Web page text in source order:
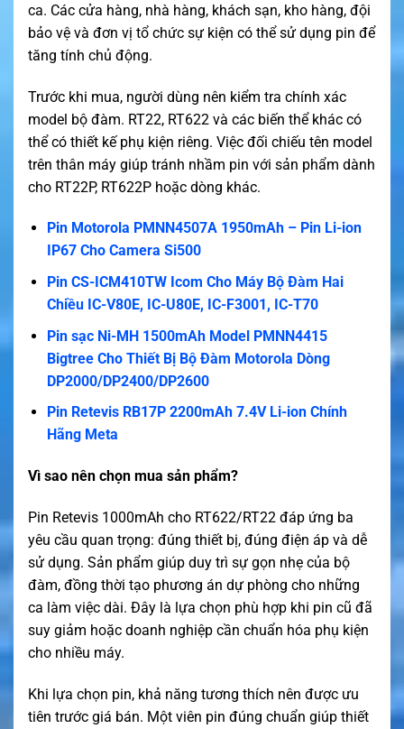
ca. Các cửa hàng, nhà hàng, khách sạn, kho hàng, đội
bảo vệ và đơn vị tổ chức sự kiện có thể sử dụng pin để
tăng tính chủ động.
Trước khi mua, người dùng nên kiểm tra chính xác
model bộ đàm. RT22, RT622 và các biến thể khác có
thể có thiết kế phụ kiện riêng. Việc đối chiếu tên model
trên thân máy giúp tránh nhầm pin với sản phẩm dành
cho RT22P, RT622P hoặc dòng khác.
Pin Motorola PMNN4507A 1950mAh – Pin Li-ion
IP67 Cho Camera Si500
Pin CS-ICM410TW Icom Cho Máy Bộ Đàm Hai
Chiều IC-V80E, IC-U80E, IC-F3001, IC-T70
Pin sạc Ni-MH 1500mAh Model PMNN4415
Bigtree Cho Thiết Bị Bộ Đàm Motorola Dòng
DP2000/DP2400/DP2600
Pin Retevis RB17P 2200mAh 7.4V Li-ion Chính
Hãng Meta
Vì sao nên chọn mua sản phẩm?
Pin Retevis 1000mAh cho RT622/RT22 đáp ứng ba
yêu cầu quan trọng: đúng thiết bị, đúng điện áp và dễ
sử dụng. Sản phẩm giúp duy trì sự gọn nhẹ của bộ
đàm, đồng thời tạo phương án dự phòng cho những
ca làm việc dài. Đây là lựa chọn phù hợp khi pin cũ đã
suy giảm hoặc doanh nghiệp cần chuẩn hóa phụ kiện
cho nhiều máy.
Khi lựa chọn pin, khả năng tương thích nên được ưu
tiên trước giá bán. Một viên pin đúng chuẩn giúp thiết